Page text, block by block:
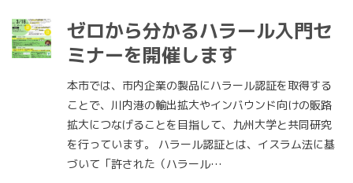
ゼロから分かるハラール入門セ
ミナーを開催します
本市では、市内企業の製品にハラール認証を取得する
ことで、川内港の輸出拡大やインバウンド向けの販路
拡大につなげることを目指して、九州大学と共同研究
を行っています。 ハラール認証とは、イスラム法に基
づいて「許された（ハラール…